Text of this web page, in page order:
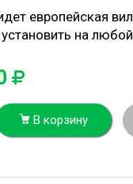
европейская
на
В корзину